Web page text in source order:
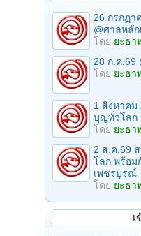
26 กรกฏา
@ศาลหลั
โดย ยะธา
28 ก.ค.69
โดย ยะธา
1 สิงหาคม
บุญทั่วโลก
โดย ยะธา
2 ส.ค.69
โลก พร้อม
เพชรบูรณ์
โดย ยะธา